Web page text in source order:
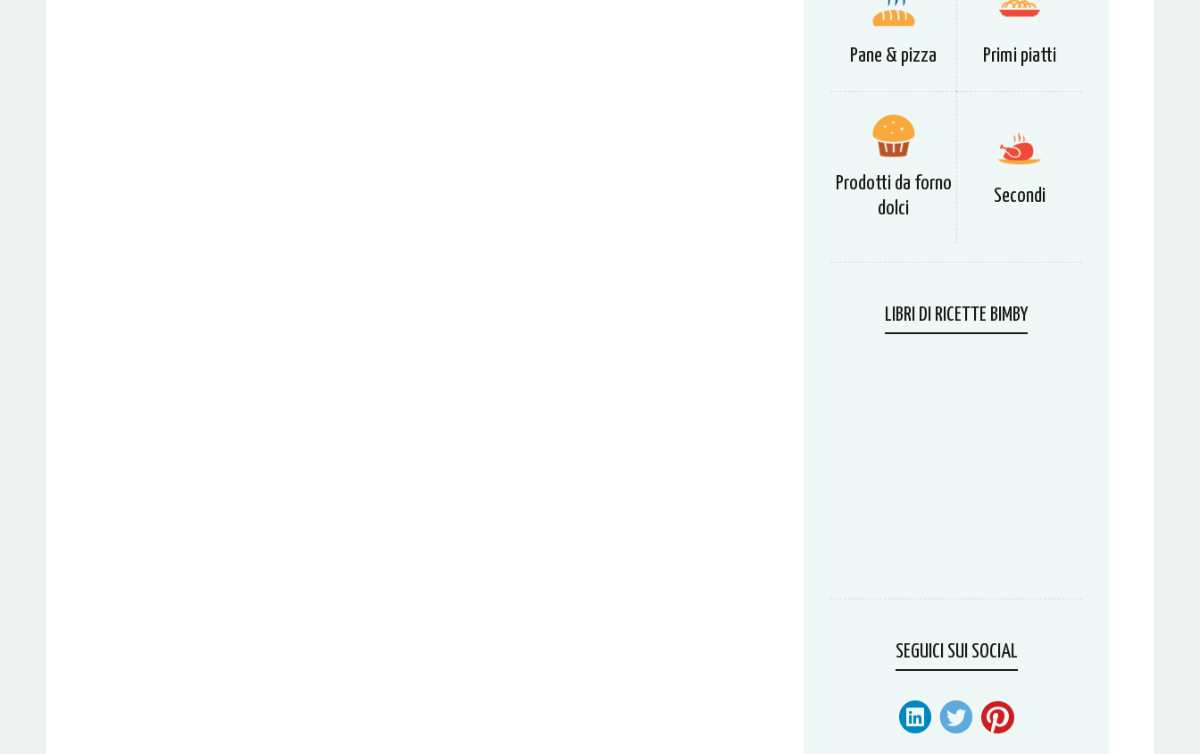
Pane & pizza Primi piatti
Prodotti da forno
dolci
Secondi
LIBRI DI RICETTE BIMBY
SEGUICI SUI SOCIAL